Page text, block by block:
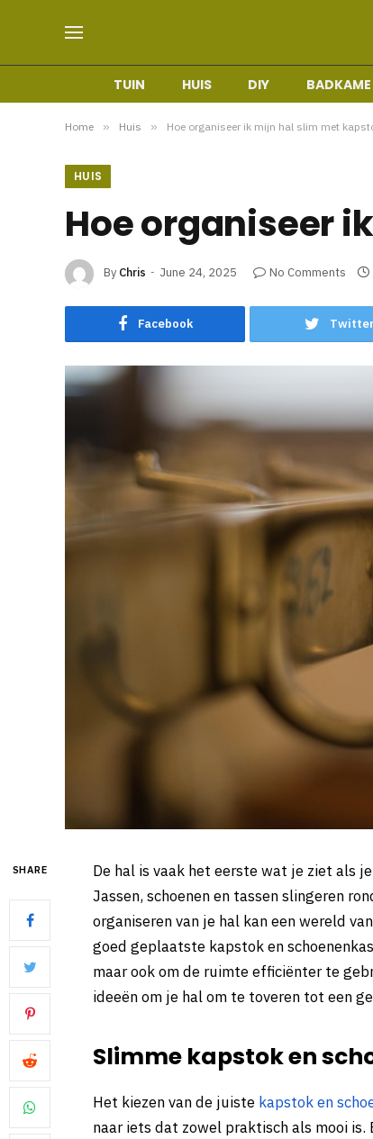
TUIN HUIS DIY
Home » Huis » Hoe organiseer ik mijn hal slim met
HUIS
Hoe organiseer
By Chris June 24, 2025 No Comments
Facebook Twitter
SHARE
De hal is vaak het eerste wat je ziet als
Jassen, schoenen en tassen slingeren
organiseren van je hal kan een wereld
goed geplaatste kapstok en
maar ook om de ruimte efficiënter te
ideeën om je hal om te toveren tot een
Slimme kapstok en
Het kiezen van de juiste kapstok en
naar iets dat zowel praktisch als mooi